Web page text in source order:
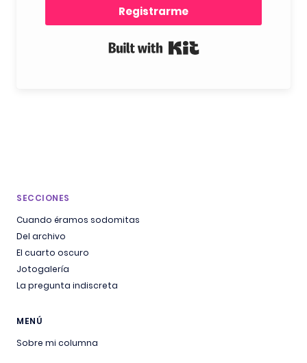
Registrarme
SECCIONES
Cuando éramos sodomitas
Del archivo
El cuarto oscuro
Jotogalería
La pregunta indiscreta
MENÚ
Sobre mi columna